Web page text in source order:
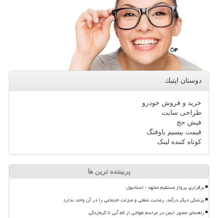
دوستان اپتیك
خرید و فروش خودرو
طراحی سایت
فیش حج
قیمت بیسیم باوفنگ
کوتاه کننده لینک
پربیننده ترین ها
برقراری پرواز مستقیم مشهد - استانبول
پزشکی دیگر درآمد، رضایت شغلی و منزلت اجتماعی را در آن واحد ندارد
راهنمای حضور ایمن در مراسم طولانی از کم آبی تا گرمازدگی